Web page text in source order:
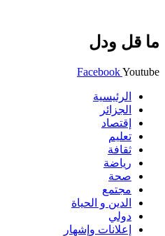
ما قل ودل
FacebookYoutube
الرئيسية
الجزائر
إقتصاد
تعليم
ثقافة
رياضة
صحة
مجتمع
الدين و الحياة
دولي
إعلانات وإشهار